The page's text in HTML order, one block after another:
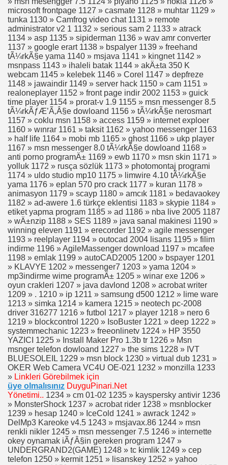
microsoft frontpage 1127 » casmate 1128 » muhtar 1129 »
tunka 1130 » Camfrog video chat 1131 » remote
administrator v2 1 1132 » serious sam 2 1133 » atrack
1134 » asp 1135 » sipiderman 1136 » wav amr converter
1137 » google erart 1138 » bspalyer 1139 » freehand
tÃ¼rkÃ§e yama 1140 » msjava 1141 » kingnet 1142 »
msnpass 1143 » ihaleli batak 1144 » akÄ±ta 350 K
webcam 1145 » kelebek 1146 » Corel 1147 » depfreze
1148 » jawaindir 1149 » server hack 1150 » cam 1151 »
realoneplayer 1152 » front page indir 2002 1153 » guick
time player 1154 » prorat-v 1.9 1155 » msn messenger 8.5
tÃ¼rkÃƒÆ’Ã‚Â§e dowloand 1156 » tÃ¼rkÃ§e nerosmart
1157 » coklu msn 1158 » access 1159 » internet exploer
1160 » wınrar 1161 » taksit 1162 » yahoo messenger 1163
» half life 1164 » mobi mb 1165 » ghost 1166 » ukp player
1167 » msn messenger 8.0 tÃ¼rkÃ§e dowloand 1168 »
anti porno programÄ± 1169 » ewb 1170 » msn skin 1171 »
yolluk 1172 » rusça sözlük 1173 » photomontaj programi
1174 » uldo studio mp10 1175 » limwire 4.10 tÃ¼rkÃ§e
yama 1176 » eplan 570 pro crack 1177 » kuran 1178 »
animasyon 1179 » scayp 1180 » amcık 1181 » bedavaokey
1182 » ad-awere 1.6 türkçe eklentisi 1183 » skypie 1184 »
etiket yapma program 1185 » ad 1186 » nba live 2005 1187
» wÄ±nzip 1188 » SES 1189 » java sanal makinesi 1190 »
winning eleven 1191 » erecorder 1192 » agile messenger
1193 » reelplayer 1194 » outocad 2004 lisans 1195 » filim
indirme 1196 » AgileMassenger download 1197 » mcafee
1198 » emlak 1199 » autoCAD2005 1200 » bspayer 1201
» KLAVYE 1202 » messenger7 1203 » yama 1204 »
mp3indirme wime programÄ± 1205 » winar exe 1206 »
oyun crakleri 1207 » java davlond 1208 » acrobat writer
1209 » . 1210 » ip 1211 » samsung d500 1212 » lime ware
1213 » simka 1214 » kamera 1215 » neotech pc-2008
driver 316277 1216 » futbol 1217 » player 1218 » nero 6
1219 » blockcontrol 1220 » IsoBuster 1221 » deep 1222 »
systemmechanic 1223 » freeonlinetv 1224 » HP 3550
YAZICI 1225 » Install Maker Pro 1.3b tr 1226 » Msn
msnger telefon dowloand 1227 » the sims 1228 » IVT
BLUESOLEIL 1229 » msn block 1230 » virtual dub 1231 »
OKER Web Camera VC4U OE-021 1232 » monzilla 1233
» Linkleri Görebilmek için
üye olmalısınız DuyguPinari.Net
Yönetimi.. 1234 » cm 01-02 1235 » kayspersky antivir 1236
» MonsterShock 1237 » acrobat rider 1238 » msnblocker
1239 » hesap 1240 » IceCold 1241 » awrack 1242 »
DelMp3 Kareoke v4.5 1243 » msjavax.86 1244 » msn
renkli nikler 1245 » msn messenger 7.5 1246 » internette
okey oynamak iÃƒÂ§in gereken program 1247 »
UNDERGRAND2(GAME) 1248 » tc kimlik 1249 » cep
telefon 1250 » kermit 1251 » lisanskey 1252 » yahoo